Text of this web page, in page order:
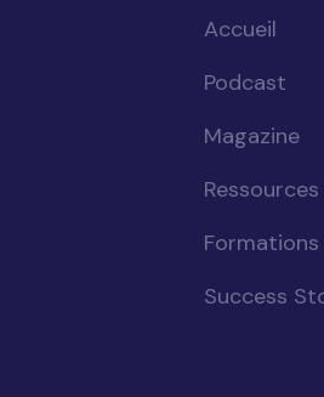
Accueil
Podcast
Magazine
Ressources
Formations
Success